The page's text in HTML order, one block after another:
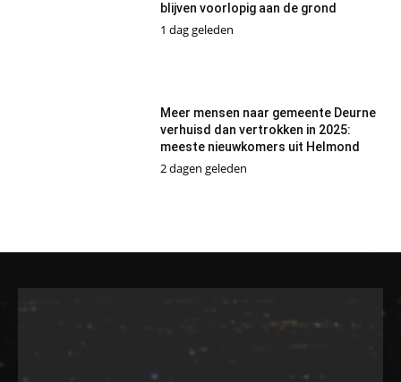
blijven voorlopig aan de grond
1 dag geleden
Meer mensen naar gemeente Deurne
verhuisd dan vertrokken in 2025:
meeste nieuwkomers uit Helmond
2 dagen geleden